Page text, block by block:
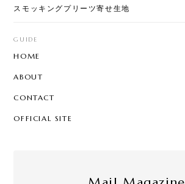
スモッキングプリーツ寄せ生地
GUIDE
HOME
ABOUT
CONTACT
OFFICIAL SITE